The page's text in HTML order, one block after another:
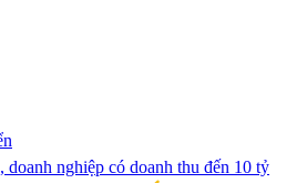
nghiệp có doanh thu đến 10 tỷ